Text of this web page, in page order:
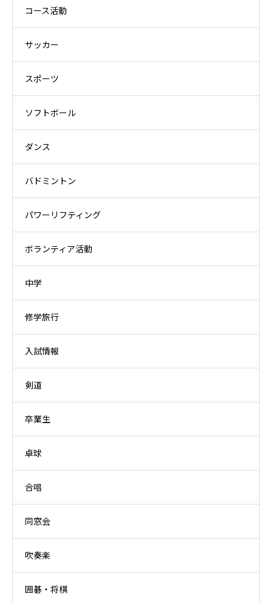
コース活動
サッカー
スポーツ
ソフトボール
ダンス
バドミントン
パワーリフティング
ボランティア活動
中学
修学旅行
入試情報
剣道
卒業生
卓球
合唱
同窓会
吹奏楽
囲碁・将棋